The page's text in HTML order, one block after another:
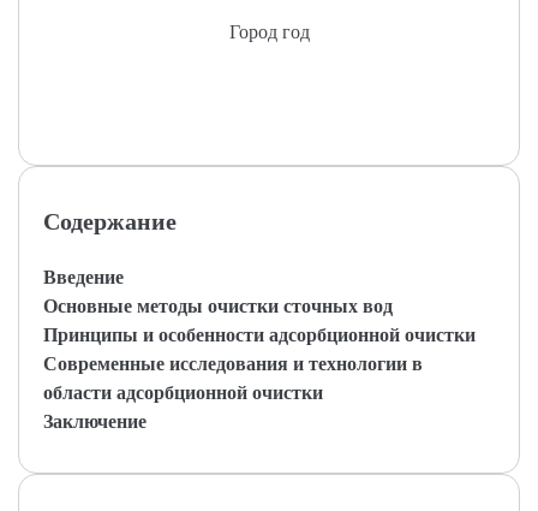
Город год
Содержание
Введение
Основные методы очистки сточных вод
Принципы и особенности адсорбционной очистки
Современные исследования и технологии в
области адсорбционной очистки
Заключение